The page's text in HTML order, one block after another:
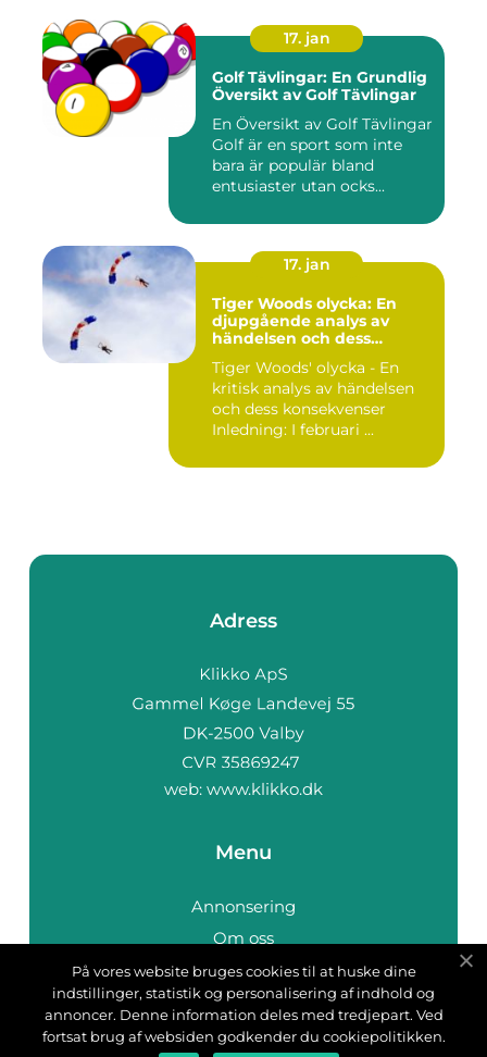
17. jan
Golf Tävlingar: En Grundlig
Översikt av Golf Tävlingar
En Översikt av Golf Tävlingar
Golf är en sport som inte
bara är populär bland
entusiaster utan ocks...
17. jan
Tiger Woods olycka: En
djupgående analys av
händelsen och dess
Tiger Woods' olycka - En
kritisk analys av händelsen
och dess konsekvenser
Inledning: I februari ...
Adress
web: www.klikko.dk
Menu
Annonsering
Om oss
Cookies
Kontakta oss
Sitemap
På vores website bruges cookies til at huske dine
indstillinger, statistik og personalisering af indhold og
annoncer. Denne information deles med tredjepart. Ved
fortsat brug af websiden godkender du cookiepolitikken.